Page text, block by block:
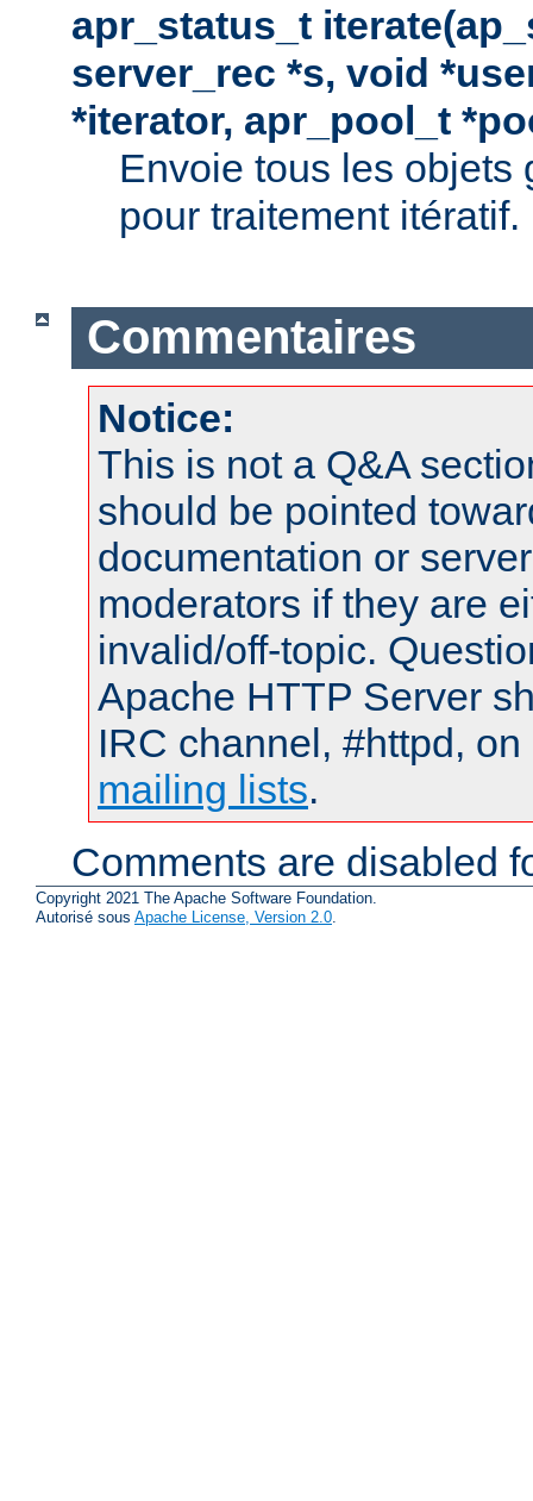
apr_status_t
server_rec *s, void
*iterator, apr_pool_t
Envoie tous les objets
pour traitement itératif.
Commentaires
Notice:
This is not a Q&A
should be pointed
documentation or
moderators if they are
invalid/off-topic.
Apache HTTP Server
IRC channel, #httpd,
mailing lists.
Comments are disabled
Copyright 2021 The Apache Software Foundation.
Autorisé sous Apache License, Version 2.0.